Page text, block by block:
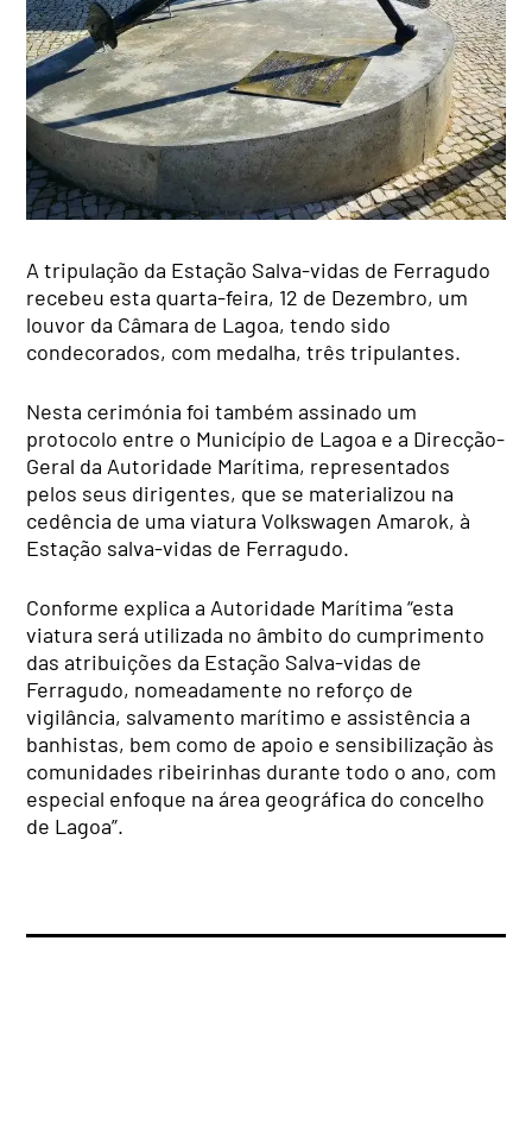
A tripulação da Estação Salva-vidas de Ferragudo
recebeu esta quarta-feira, 12 de Dezembro, um
louvor da Câmara de Lagoa, tendo sido
condecorados, com medalha, três tripulantes.
​Nesta cerimónia foi também assinado um
protocolo entre o Município de Lagoa e a Direcção-
Geral da Autoridade Marítima, representados
pelos seus dirigentes, que se materializou na
cedência de uma viatura Volkswagen Amarok, à
Estação salva-vidas de Ferragudo.
Conforme explica a Autoridade Marítima “esta
viatura será utilizada no âmbito do cumprimento
das atribuições da Estação Salva-vidas de
Ferragudo, nomeadamente no reforço de
vigilância, salvamento marítimo e assistência a
banhistas, bem como de apoio e sensibilização às
comunidades ribeirinhas durante todo o ano, com
especial enfoque na área geográfica do concelho
de Lagoa”.